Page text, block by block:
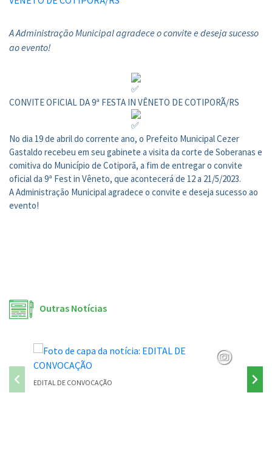
A Administração Municipal agradece o convite e deseja sucesso
ao evento!
CONVITE OFICIAL DA 9ª FESTA IN VÊNETO DE COTIPORÃ/RS
No dia 19 de abril do corrente ano, o Prefeito Municipal Cezer
Gastaldo recebeu em seu gabinete a visita da corte de Soberanas e
comitiva do Município de Cotiporã, a fim de entregar o convite
oficial da 9ª Fest in Vêneto, que acontecerá de 12 a 21/5/2023.
A Administração Municipal agradece o convite e deseja sucesso ao
evento!
Outras Notícias
EDITAL DE CONVOCAÇÃO PONTE